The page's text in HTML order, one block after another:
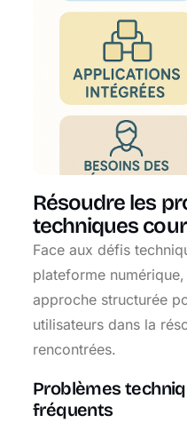
Résoudre les
techniques
Face aux défis
plateforme numérique,
approche structurée
utilisateurs dans la
rencontrées.
Problèmes
fréquents